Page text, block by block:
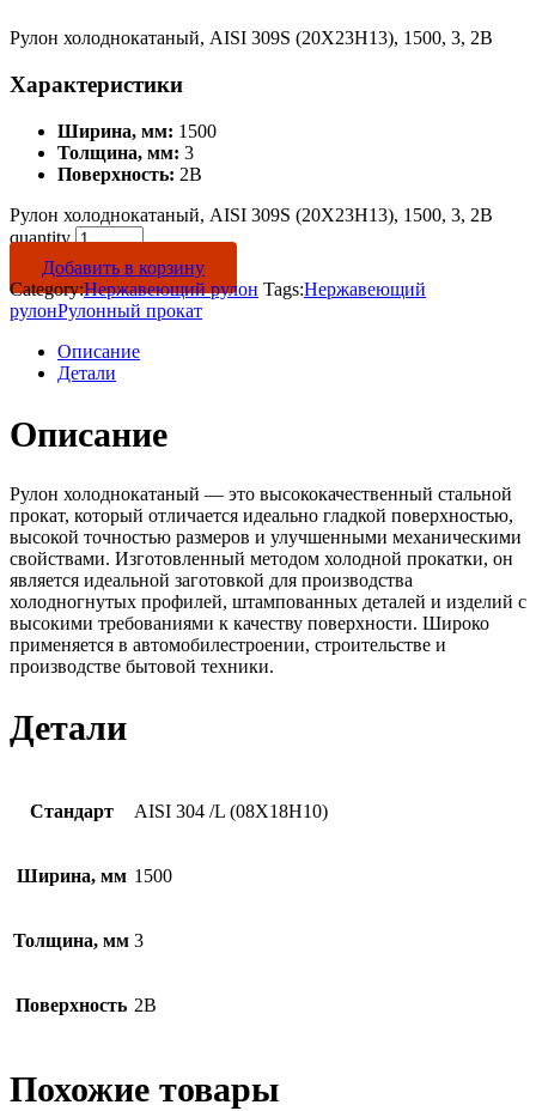
Рулон холоднокатаный, AISI 309S (20Х23Н13), 1500, 3, 2B
Характеристики
Ширина, мм: 1500
Толщина, мм: 3
Поверхность: 2B
Рулон холоднокатаный, AISI 309S (20Х23Н13), 1500, 3, 2B
quantity
Добавить в корзину
Category:Нержавеющий рулон Tags:Нержавеющий
рулонРулонный прокат
Описание
Детали
Описание
Рулон холоднокатаный — это высококачественный стальной
прокат, который отличается идеально гладкой поверхностью,
высокой точностью размеров и улучшенными механическими
свойствами. Изготовленный методом холодной прокатки, он
является идеальной заготовкой для производства
холодногнутых профилей, штампованных деталей и изделий с
высокими требованиями к качеству поверхности. Широко
применяется в автомобилестроении, строительстве и
производстве бытовой техники.
Детали
Стандарт AISI 304 /L (08Х18Н10)
Ширина, мм 1500
Толщина, мм 3
Поверхность 2B
Похожие товары